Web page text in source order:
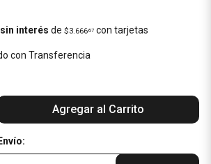
interés de $3.66667con tarjetas
con Transferencia
Agregar al Carrito